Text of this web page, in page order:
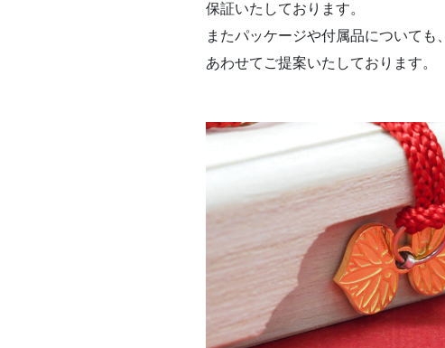
保証いたしております。
またパッケージや付属品についても、
あわせてご提案いたしております。